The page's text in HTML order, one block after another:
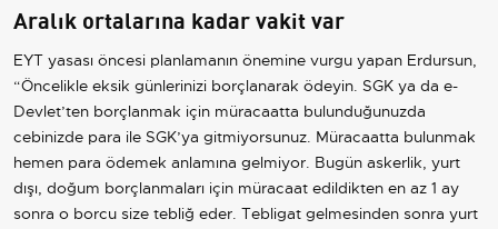
Aralık ortalarına kadar vakit var
EYT yasası öncesi planlamanın önemine vurgu yapan Erdursun,
“Öncelikle eksik günlerinizi borçlanarak ödeyin. SGK ya da e-
Devlet’ten borçlanmak için müracaatta bulunduğunuzda
cebinizde para ile SGK’ya gitmiyorsunuz. Müracaatta bulunmak
hemen para ödemek anlamına gelmiyor. Bugün askerlik, yurt
dışı, doğum borçlanmaları için müracaat edildikten en az 1 ay
sonra o borcu size tebliğ eder. Tebligat gelmesinden sonra yurt